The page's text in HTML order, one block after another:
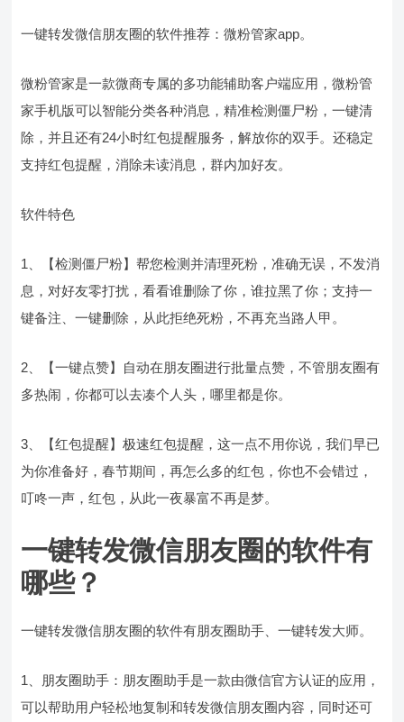
一键转发微信朋友圈的软件推荐：微粉管家app。
微粉管家是一款微商专属的多功能辅助客户端应用，微粉管
家手机版可以智能分类各种消息，精准检测僵尸粉，一键清
除，并且还有24小时红包提醒服务，解放你的双手。还稳定
支持红包提醒，消除未读消息，群内加好友。
软件特色
1、【检测僵尸粉】帮您检测并清理死粉，准确无误，不发消
息，对好友零打扰，看看谁删除了你，谁拉黑了你；支持一
键备注、一键删除，从此拒绝死粉，不再充当路人甲。
2、【一键点赞】自动在朋友圈进行批量点赞，不管朋友圈有
多热闹，你都可以去凑个人头，哪里都是你。
3、【红包提醒】极速红包提醒，这一点不用你说，我们早已
为你准备好，春节期间，再怎么多的红包，你也不会错过，
叮咚一声，红包，从此一夜暴富不再是梦。
一键转发微信朋友圈的软件有
哪些？
一键转发微信朋友圈的软件有朋友圈助手、一键转发大师。
1、朋友圈助手：朋友圈助手是一款由微信官方认证的应用，
可以帮助用户轻松地复制和转发微信朋友圈内容，同时还可